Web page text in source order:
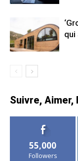
qui
Suivre, Aimer,
55,000
Followers